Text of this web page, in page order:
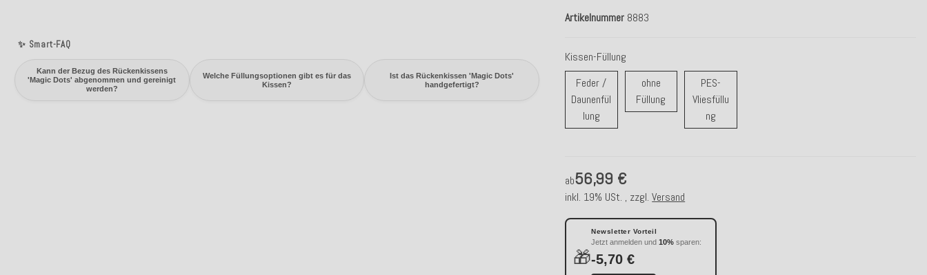
✨ Smart-FAQ
Kann der Bezug des Rückenkissens
'Magic Dots' abgenommen und gereinigt
werden?
Welche Füllungsoptionen gibt es für das
Kissen?
Ist das Rückenkissen 'Magic Dots'
handgefertigt?
Artikelnummer 8883
Kissen-Füllung
Feder /
Daunenfül
lungFeder / Daunenfüllung
ohne
Füllung ohne Füllung
PES-
Vliesfüllu
ngPES-Vliesfüllung
ab56,99 €
inkl. 19% USt. , zzgl.Versand
🎁
Newsletter Vorteil
Jetzt anmelden und10% sparen:
-5,70 €